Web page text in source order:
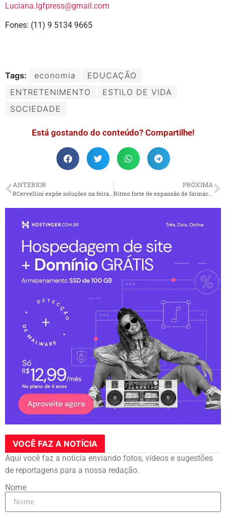
Luciana.lgfpress@gmail.com
Fones: (11) 9 5134 9665
Tags: economia
EDUCAÇÃO
ENTRETENIMENTO
ESTILO DE VIDA
SOCIEDADE
Está gostando do conteúdo? Compartilhe!
ANTERIOR
RCervellini expõe soluções na feira Hospitalar 2023
PRÓXIMA
Ritmo forte de expansão de farmácias segue crescimento do varejo de proximidade
VOCÊ FAZ A NOTÍCIA
Aqui você faz a notícia enviando fotos, vídeos e sugestões
de reportagens para a nossa redação.
Nome